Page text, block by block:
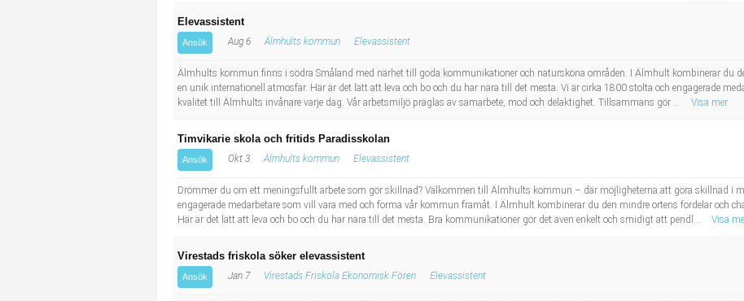
Sanering och renhållning
Informatör/Kommunikatör
Sjuksköterska, grundutbildad
Elevassistent
Ansök Aug 6 Älmhults kommun Elevassistent
Älmhults kommun finns i södra Småland med närhet till goda kommunikationer och natursköna områden. I Älmhult kombinerar du
en unik internationell atmosfär. Här är det lätt att leva och bo och du har nära till det mesta. Vi är cirka 1800 stolta och engagerade
kvalitet till Älmhults invånare varje dag. Vår arbetsmiljö präglas av samarbete, mod och delaktighet. Tillsammans gör ...
Visa mer
Timvikarie skola och fritids Paradisskolan
Ansök Okt 3 Älmhults kommun Elevassistent
Drömmer du om ett meningsfullt arbete som gör skillnad? Välkommen till Älmhults kommun – där möjligheterna att göra skillnad i
engagerade medarbetare som vill vara med och forma vår kommun framåt. I Älmhult kombinerar du den mindre ortens fördelar och
Här är det lätt att leva och bo och du har nära till det mesta. Bra kommunikationer gör det även enkelt och smidigt att pendl...
Visa
Virestads friskola söker elevassistent
Ansök Jan 7 Virestads Friskola Ekonomisk Fören Elevassistent